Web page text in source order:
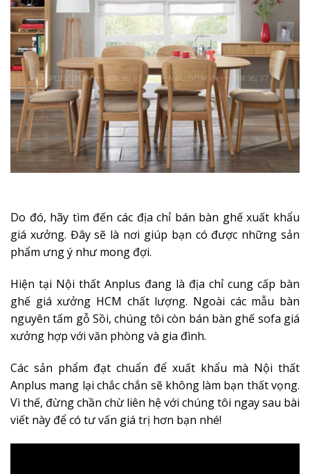
Do đó, hãy tìm đến các địa chỉ bán bàn ghế xuất khẩu
giá xưởng. Đây sẽ là nơi giúp bạn có được những sản
phẩm ưng ý như mong đợi.
Hiện tại Nội thất Anplus đang là địa chỉ cung cấp bàn
ghế giá xưởng HCM chất lượng. Ngoài các mẫu bàn
nguyên tấm gỗ Sồi, chúng tôi còn bán bàn ghế sofa giá
xưởng hợp với văn phòng và gia đình.
Các sản phẩm đạt chuẩn để xuất khẩu mà Nội thất
Anplus mang lại chắc chắn sẽ không làm bạn thất vọng.
Vì thế, đừng chần chừ liên hệ với chúng tôi ngay sau bài
viết này để có tư vấn giá trị hơn bạn nhé!